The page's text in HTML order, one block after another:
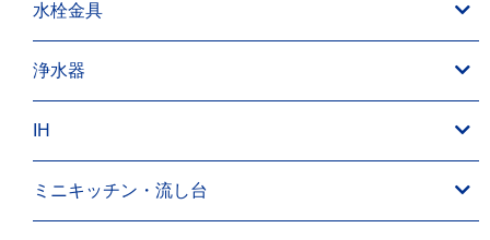
水栓金具
浄水器
IH
ミニキッチン・流し台